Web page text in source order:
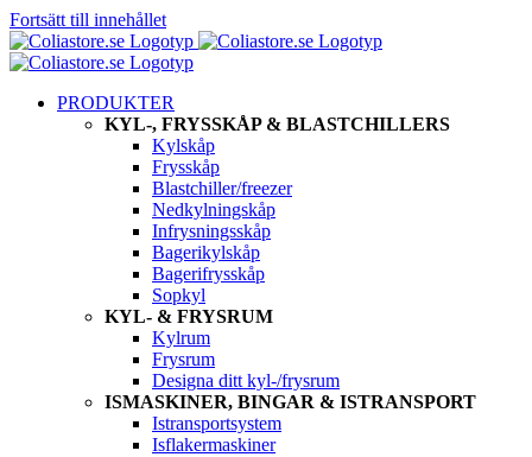
Fortsätt till innehållet
PRODUKTER
KYL-, FRYSSKÅP & BLASTCHILLERS
Kylskåp
Frysskåp
Blastchiller/freezer
Nedkylningskåp
Infrysningsskåp
Bagerikylskåp
Bagerifrysskåp
Sopkyl
KYL- & FRYSRUM
Kylrum
Frysrum
Designa ditt kyl-/frysrum
ISMASKINER, BINGAR & ISTRANSPORT
Istransportsystem
Isflakermaskiner